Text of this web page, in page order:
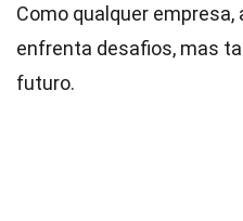
Como qualquer empresa,
enfrenta desafios, mas
futuro.